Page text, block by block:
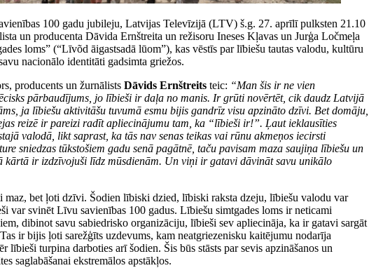
100 gadu jubileju, Latvijas Televīzijā (LTV) š.g. 27. aprīlī pulksten 21.10
un producenta Dāvida Ernštreita un režisoru Ineses Kļavas un Jurģa Ločmeļa
loms” (“Līvõd āigastsadā lūom”), kas vēstīs par lībiešu tautas valodu, kultūru
nacionālo identitāti gadsimta griežos.
producents un žurnālists Dāvids Ernštreits teic: “Man šis ir ne vien
pārbaudījums, jo lībieši ir daļa no manis. Ir grūti novērtēt, cik daudz Latvijā
ja lībiešu aktivitāšu tuvumā esmu bijis gandrīz visu apzināto dzīvi. Bet domāju,
reizē ir pareizi radīt apliecinājumu tam, ka “lībieši ir!”. Ļaut ieklausīties
valodā, likt saprast, ka tās nav senas teikas vai rūnu akmeņos iecirsti
sniedzas tūkstošiem gadu senā pagātnē, taču pavisam maza saujiņa lībiešu un
kārtā ir izdzīvojuši līdz mūsdienām. Un viņi ir gatavi dāvināt savu unikālo
bet ļoti dzīvi. Šodien lībiski dzied, lībiski raksta dzeju, lībiešu valodu var
var svinēt Līvu savienības 100 gadus. Lībiešu simtgades loms ir neticami
dibinot savu sabiedrisko organizāciju, lībieši sev apliecināja, ka ir gatavi sargāt
ir bijis ļoti sarežģīts uzdevums, kam neatgriezenisku kaitējumu nodarīja
lībieši turpina darboties arī šodien. Šis būs stāsts par sevis apzināšanos un
saglabāšanai ekstremālos apstākļos.